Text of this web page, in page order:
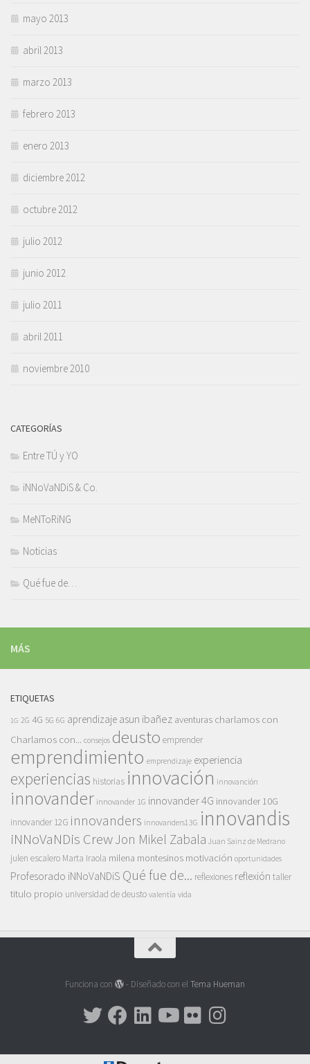
mayo 2013
abril 2013
marzo 2013
febrero 2013
enero 2013
diciembre 2012
octubre 2012
julio 2012
junio 2012
julio 2011
abril 2011
noviembre 2010
CATEGORÍAS
Entre TÚ y YO
iNNoVaNDiS & Co.
MeNToRiNG
Noticias
Qué fue de…
MÁS
ETIQUETAS
1G 2G 4G 5G 6G aprendizaje asun ibañez aventuras charlamos con
Charlamos con... consejos deusto emprender
emprendimiento emprendizaje experiencia
experiencias historias innovación innovanción
innovander innovander 1G innovander 4G innovander 10G
innovander 12G innovanders innovanders13G innovandis
iNNoVaNDis CrewJon Mikel Zabala Juan Sainz de Medrano
julen escalero Marta Iraola milena montesinos motivación oportunidades
Profesorado iNNoVaNDiS Qué fue de... reflexiones reflexión taller
titulo propio universidad de deusto valentía vida
Funciona con - Diseñado con elTema Hueman